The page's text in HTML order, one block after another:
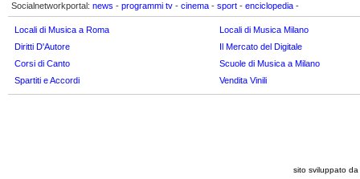
Socialnetworkportal: news - programmi tv - cinema - sport - enciclopedia -
Locali di Musica a Roma
Locali di Musica Milano
Diritti D'Autore
Il Mercato del Digitale
Corsi di Canto
Scuole di Musica a Milano
Spartiti e Accordi
Vendita Vinili
sito sviluppato